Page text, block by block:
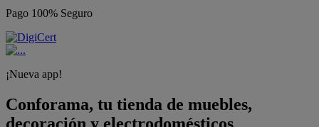
Descubre nuestra amplia variedad de estilos en cualquier
para tu hogar,
espacio en el que vives gracias a nuestros
habitaciones,
escritorio. Además, podrás decorar tu casa con multitud de
artículos, tener el mejor ocio con los productos de
y aprovechar tu
en las épocas de buen tiempo. Conforama
realiza elservicio de envío a domicilio como recogida en tienda.
Podráscomprar onlineentre nuestra gama de más de 7.000